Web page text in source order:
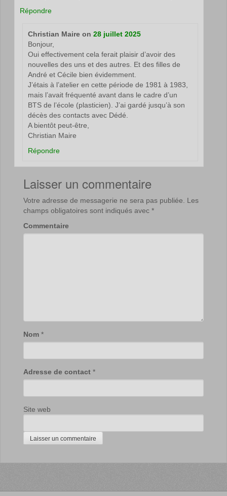
Répondre
Christian Maireon 28 juillet 2025
Bonjour,
Oui effectivement cela ferait plaisir d’avoir des
nouvelles des uns et des autres. Et des filles de
André et Cécile bien évidemment.
J’étais à l’atelier en cette période de 1981 à 1983,
mais l’avait fréquenté avant dans le cadre d’un
BTS de l’école (plasticien). J’ai gardé jusqu’à son
décès des contacts avec Dédé.
A bientôt peut-être,
Christian Maire
Répondre
Laisser un commentaire
Votre adresse de messagerie ne sera pas publiée.
Les
champs obligatoires sont indiqués avec *
Commentaire
Nom *
Adresse de contact *
Site web